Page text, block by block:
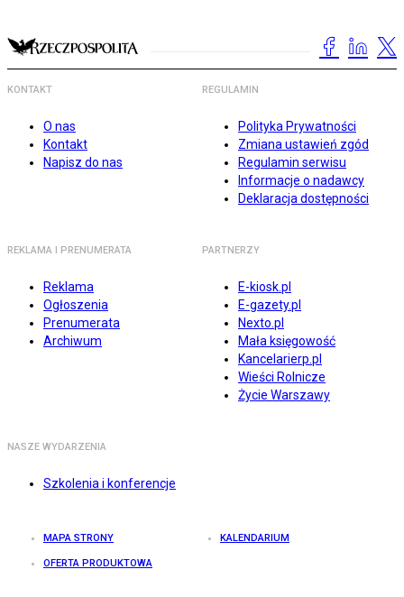
KONTAKT
O nas
Kontakt
Napisz do nas
REGULAMIN
Polityka Prywatności
Zmiana ustawień zgód
Regulamin serwisu
Informacje o nadawcy
Deklaracja dostępności
REKLAMA I PRENUMERATA
Reklama
Ogłoszenia
Prenumerata
Archiwum
PARTNERZY
E-kiosk.pl
E-gazety.pl
Nexto.pl
Mała księgowość
Kancelarierp.pl
Wieści Rolnicze
Życie Warszawy
NASZE WYDARZENIA
Szkolenia i konferencje
MAPA STRONY KALENDARIUM
OFERTA PRODUKTOWA